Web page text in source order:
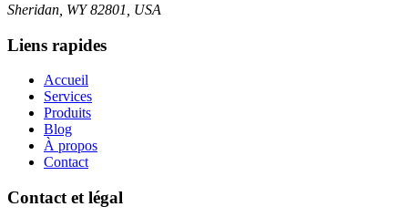
Sheridan, WY 82801, USA
Liens rapides
Accueil
Services
Produits
Blog
À propos
Contact
Contact et légal